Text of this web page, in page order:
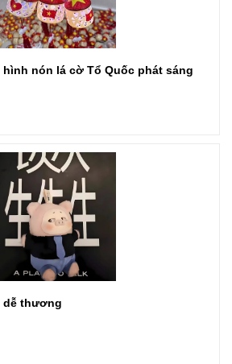
nón lá cờ Tổ Quốc phát sáng
dễ thương